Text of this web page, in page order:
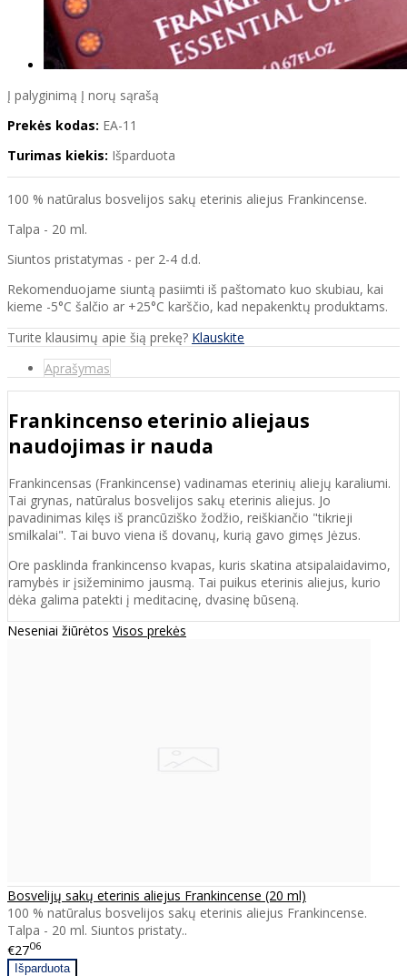
Į palyginimą Į norų sąrašą
Prekės kodas: EA-11
Turimas kiekis: Išparduota
100 % natūralus bosvelijos sakų eterinis aliejus Frankincense.
Talpa - 20 ml.
Siuntos pristatymas - per 2-4 d.d.
Rekomenduojame siuntą pasiimti iš paštomato kuo skubiau, kai
kieme -5°C šalčio ar +25°C karščio, kad nepakenktų produktams.
Turite klausimų apie šią prekę? Klauskite
Aprašymas
Frankincenso eterinio aliejaus
naudojimas ir nauda
Frankincensas (Frankincense) vadinamas eterinių aliejų karaliumi.
Tai grynas, natūralus bosvelijos sakų eterinis aliejus. Jo
pavadinimas kilęs iš prancūziško žodžio, reiškiančio "tikrieji
smilkalai". Tai buvo viena iš dovanų, kurią gavo gimęs Jėzus.
Ore pasklinda frankincenso kvapas, kuris skatina atsipalaidavimo,
ramybės ir įsižeminimo jausmą. Tai puikus eterinis aliejus, kurio
dėka galima patekti į meditacinę, dvasinę būseną.
Neseniai žiūrėtos Visos prekės
Bosvelijų sakų eterinis aliejus Frankincense (20 ml)
100 % natūralus bosvelijos sakų eterinis aliejus Frankincense.
Talpa - 20 ml. Siuntos pristaty..
€2706